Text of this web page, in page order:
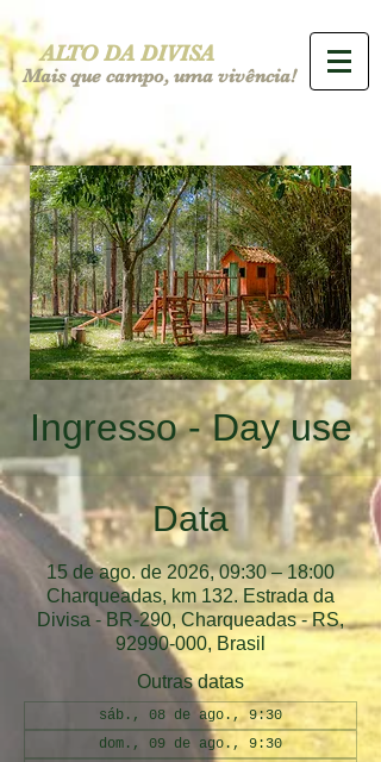
ALTO DA DIVISA
Mais que campo, uma vivência!
Ingresso - Day use
Data
15 de ago. de 2026, 09:30 – 18:00
Charqueadas, km 132. Estrada da
Divisa - BR-290, Charqueadas - RS,
92990-000, Brasil
Outras datas
sáb., 08 de ago., 9:30
dom., 09 de ago., 9:30